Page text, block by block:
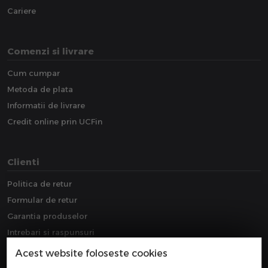
Cariere
Comenzi si livrare
Cum cumpar
Metoda de plata
Informatii de livrare
Credit online prin UCFin
Clienti
Politica de retur
Formular de retur
Garantia produselor
Intrebari si raspunsuri
Downloads
Acest website foloseste cookies